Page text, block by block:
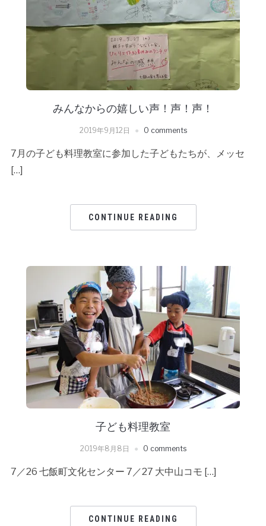
みんなからの嬉しい声！声！声！
2019年9月12日 0 comments
7月の子ども料理教室に参加した子どもたちが、メッセ
[…]
CONTINUE READING
子ども料理教室
2019年8月8日 0 comments
7／26 七飯町文化センター 7／27 大中山コモ […]
CONTINUE READING